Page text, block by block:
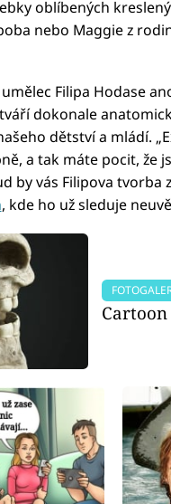
oblíbených
nebo Maggie z
Filipa Hodase
dokonale
dětství a mládí.
a tak máte pocit, že
by vás Filipova tvorba
, kde ho už sleduje
Cartoon